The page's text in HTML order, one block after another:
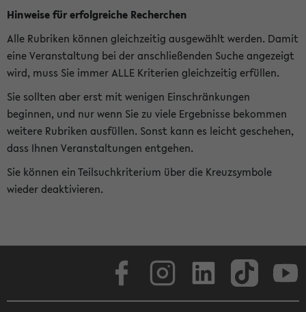
Hinweise für erfolgreiche Recherchen
Alle Rubriken können gleichzeitig ausgewählt werden. Damit
eine Veranstaltung bei der anschließenden Suche angezeigt
wird, muss Sie immer ALLE Kriterien gleichzeitig erfüllen.
Sie sollten aber erst mit wenigen Einschränkungen
beginnen, und nur wenn Sie zu viele Ergebnisse bekommen
weitere Rubriken ausfüllen. Sonst kann es leicht geschehen,
dass Ihnen Veranstaltungen entgehen.
Sie können ein Teilsuchkriterium über die Kreuzsymbole
wieder deaktivieren.